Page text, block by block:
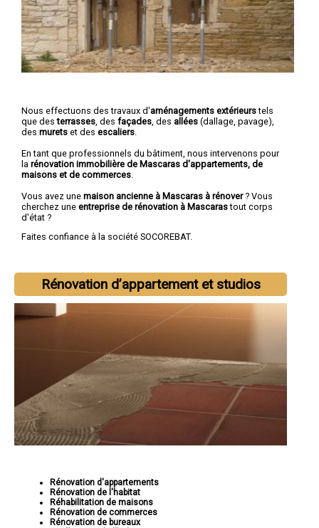
Nous effectuons des travaux d'aménagements extérieurstels
que desterrasses , des façades , des allées (dallage, pavage),
des murets et des escaliers
En tant que professionnels du bâtiment, nous intervenons pour
la rénovation immobilière de Mascaras d'appartements, de
maisons et de commerces
Vous avez une maison ancienne à Mascaras à rénover? Vous
cherchez une entreprise de rénovation à Mascarastout corps
d'état ?
Faites confiance à la société SOCOREBAT.
Rénovation d’appartement et studios
Rénovation d'appartements
Rénovation de l'habitat
Réhabilitation de maisons
Rénovation de commerces
Rénovation de bureaux